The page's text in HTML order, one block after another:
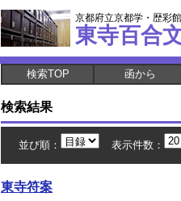
京都府立京都学・歴彩館
東寺百合
検索TOP 函から
検索結果
並び順： 表示件数：
東寺符案